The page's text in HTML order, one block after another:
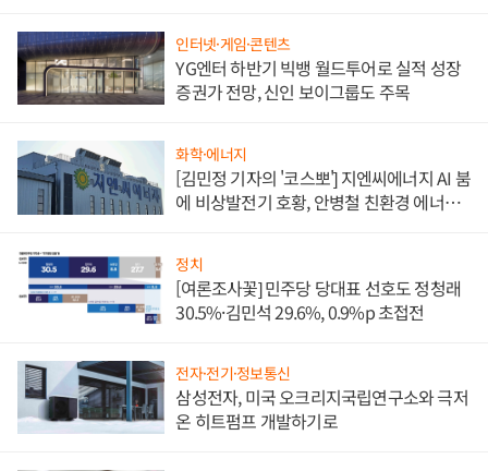
인터넷·게임·콘텐츠
YG엔터 하반기 빅뱅 월드투어로 실적 성장
증권가 전망, 신인 보이그룹도 주목
화학·에너지
[김민정 기자의 '코스뽀'] 지엔씨에너지 AI 붐
에 비상발전기 호황, 안병철 친환경 에너지
정치
[여론조사꽃] 민주당 당대표 선호도 정청래
30.5%·김민석 29.6%, 0.9%p 초접전
전자·전기·정보통신
삼성전자, 미국 오크리지국립연구소와 극저
온 히트펌프 개발하기로